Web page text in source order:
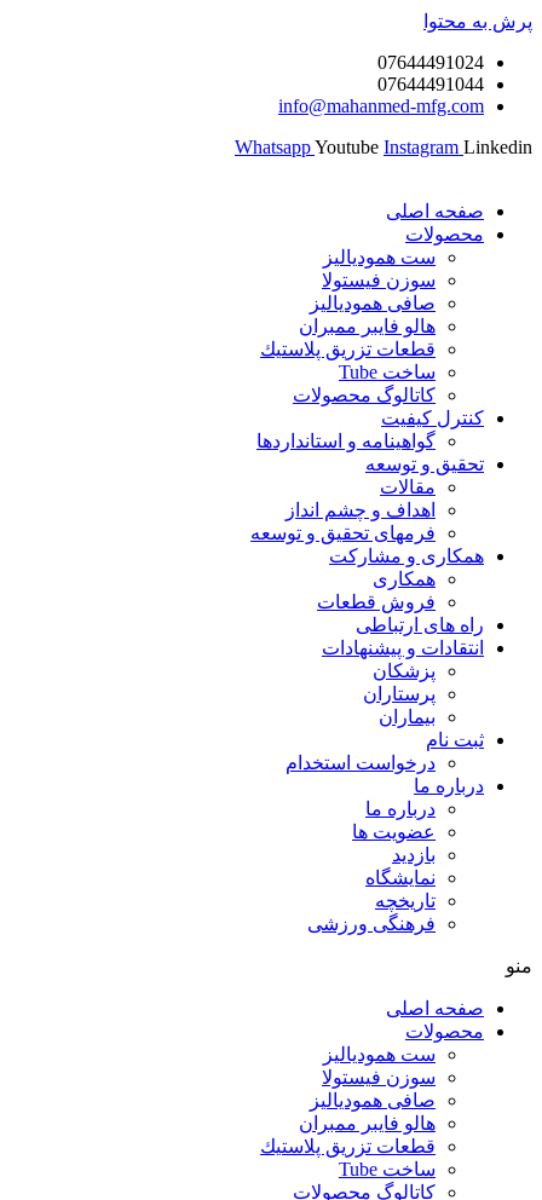
پرش به محتوا
07644491024
07644491044
info@mahanmed-mfg.com
WhatsappYoutube Instagram Linkedin
صفحه اصلی
محصولات
ست همودیالیز
سوزن فیستولا
صافی همودیالیز
هالو فایبر ممبران
قطعات تزريق پلاستيك
ساخت Tube
کاتالوگ محصولات
کنترل کیفیت
گواهينامه و استانداردها
تحقيق و توسعه
مقالات
اهداف و چشم انداز
فرمهای تحقیق و توسعه
همکاری و مشارکت
همکاری
فروش قطعات
راه های ارتباطی
انتقادات و پيشنهادات
پزشكان
پرستاران
بيماران
ثبت نام
درخواست استخدام
درباره ما
درباره ما
عضویت ها
بازدید
نمایشگاه
تاريخچه
فرهنگی ورزشی
منو
صفحه اصلی
محصولات
ست همودیالیز
سوزن فیستولا
صافی همودیالیز
هالو فایبر ممبران
قطعات تزريق پلاستيك
ساخت Tube
کاتالوگ محصولات